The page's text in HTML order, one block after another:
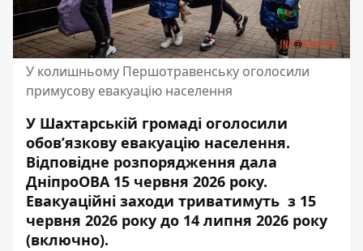
У колишньому Першотравенську оголосили
примусову евакуацію населення
У Шахтарській громаді оголосили
обов’язкову евакуацію населення.
Відповідне розпорядження дала
ДніпроОВА 15 червня 2026 року.
Евакуаційні заходи триватимуть з 15
червня 2026 року до 14 липня 2026 року
(включно).